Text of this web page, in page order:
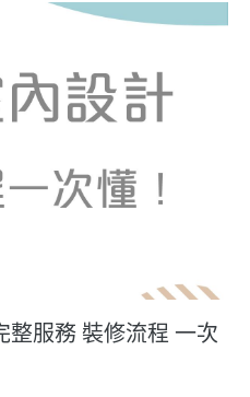
整服務 裝修流程 一次